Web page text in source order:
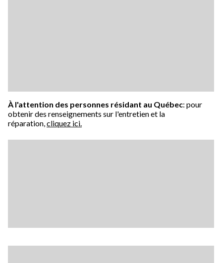
À l'attention des personnes résidant au Québec: pour
obtenir des renseignements sur l'entretien et la
réparation,cliquez ici.